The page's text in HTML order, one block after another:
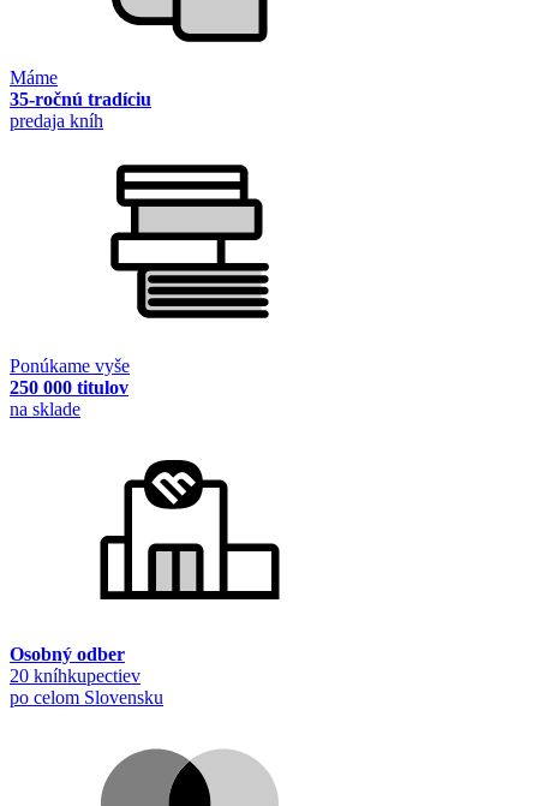
Máme
35-ročnú tradíciu
predaja kníh
Ponúkame vyše
250 000 titulov
na sklade
Osobný odber
20 kníhkupectiev
po celom Slovensku